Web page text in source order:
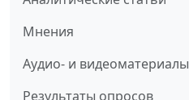
Мнения
Аудио- и видеоматериалы
Результаты опросов